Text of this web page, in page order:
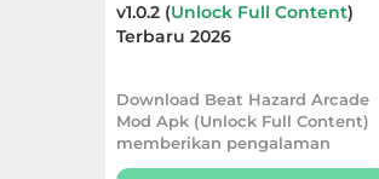
v1.0.2 (Unlock Full Content)
Terbaru 2026
Download Beat Hazard Arcade
Mod Apk (Unlock Full Content)
memberikan pengalaman
bermain yang lebih l